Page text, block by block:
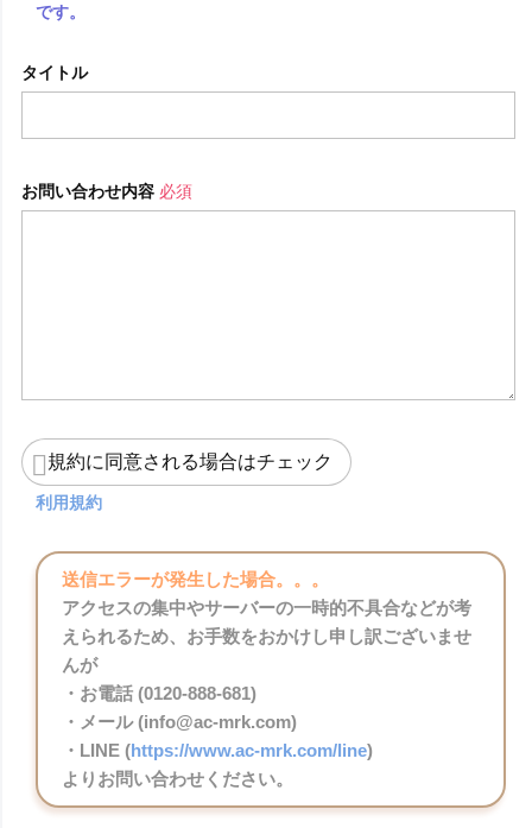
です。
タイトル
お問い合わせ内容 必須
規約に同意される場合はチェック
利用規約
送信エラーが発生した場合。。。
アクセスの集中やサーバーの一時的不具合などが考
えられるため、お手数をおかけし申し訳ございませ
んが
・お電話 (0120-888-681)
・メール (info@ac-mrk.com)
・LINE (https://www.ac-mrk.com/line)
よりお問い合わせください。